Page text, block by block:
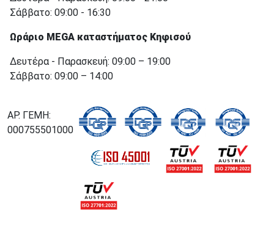
Σάββατο: 09:00 - 16:30
Ωράριο MEGA καταστήματος Κηφισού
Δευτέρα - Παρασκευή: 09:00 – 19:00
Σάββατο: 09:00 – 14:00
ΑΡ. ΓΕΜΗ:
000755501000